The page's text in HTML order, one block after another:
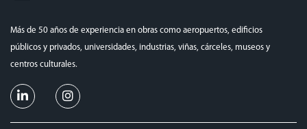
Más de 50 años de experiencia en obras como aeropuertos, edificios
públicos y privados, universidades, industrias, viñas, cárceles, museos y
centros culturales.